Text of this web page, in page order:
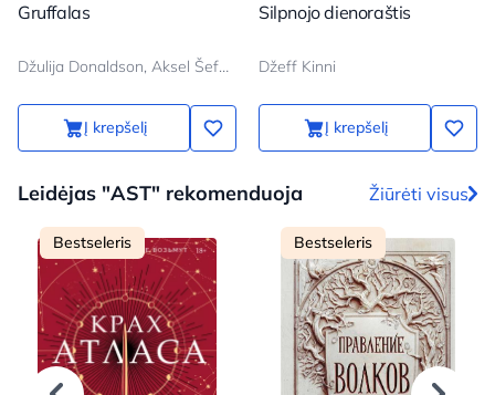
Gruffalas
Džulija Donaldson, Aksel Šeffler
Į krepšelį
Silpnojo dienoraštis
Džeff Kinni
Į krepšelį
Leidėjas "AST" rekomenduoja Žiūrėti visus
Bestseleris Bestseleris